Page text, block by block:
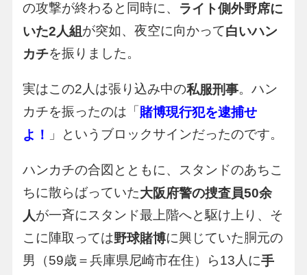
の攻撃が終わると同時に、 ライト側外野席に
いた2人組 が突如、夜空に向かって白いハン
カチを振りました。
実はこの2人は張り込み中の私服刑事。ハン
カチを振ったのは「 賭博現行犯を逮捕せ
よ！
」というブロックサインだったのです。
ハンカチの合図とともに、スタンドのあちこ
ちに散らばっていた大阪府警の捜査員50余
人が一斉にスタンド最上階へと駆け上り、そ
こに陣取っては野球賭博に興じていた胴元の
男（59歳＝兵庫県尼崎市在住）ら13人に手